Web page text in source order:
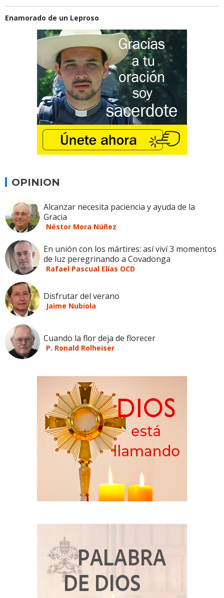
Enamorado de un Leproso
OPINION
Alcanzar necesita paciencia y ayuda de la
Gracia
Néstor Mora Núñez
En unión con los mártires: así viví 3 momentos
de luz peregrinando a Covadonga
Rafael Pascual Elías OCD
Disfrutar del verano
Jaime Nubiola
Cuando la flor deja de florecer
P. Ronald Rolheiser